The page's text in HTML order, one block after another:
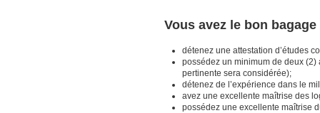
Vous avez le bon
détenez une attestation d’études
possédez un minimum de deux (2)
pertinente sera considérée);
détenez de l’expérience dans le
avez une excellente maîtrise des
possédez une excellente maîtrise